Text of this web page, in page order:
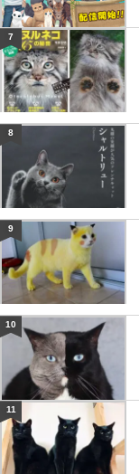
7
8
9
10
11